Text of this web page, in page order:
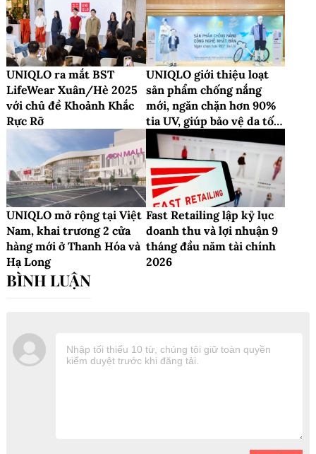
UNIQLO ra mắt BST
LifeWear Xuân/Hè 2025
với chủ đề Khoảnh Khắc
Rực Rỡ
UNIQLO giới thiệu loạt
sản phẩm chống nắng
mới, ngăn chặn hơn 90%
tia UV, giúp bảo vệ da tối
ưu
UNIQLO mở rộng tại Việt
Nam, khai trương 2 cửa
hàng mới ở Thanh Hóa và
Hạ Long
Fast Retailing lập kỷ lục
doanh thu và lợi nhuận 9
tháng đầu năm tài chính
2026